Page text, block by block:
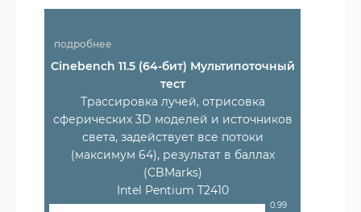
подробнее
Cinebench 11.5 (64-бит) Мультипоточный
тест
Трассировка лучей, отрисовка
сферических 3D моделей и источников
света, задействует все потоки
(максимум 64), результат в баллах
(CBMarks)
Intel Pentium T2410
0.99